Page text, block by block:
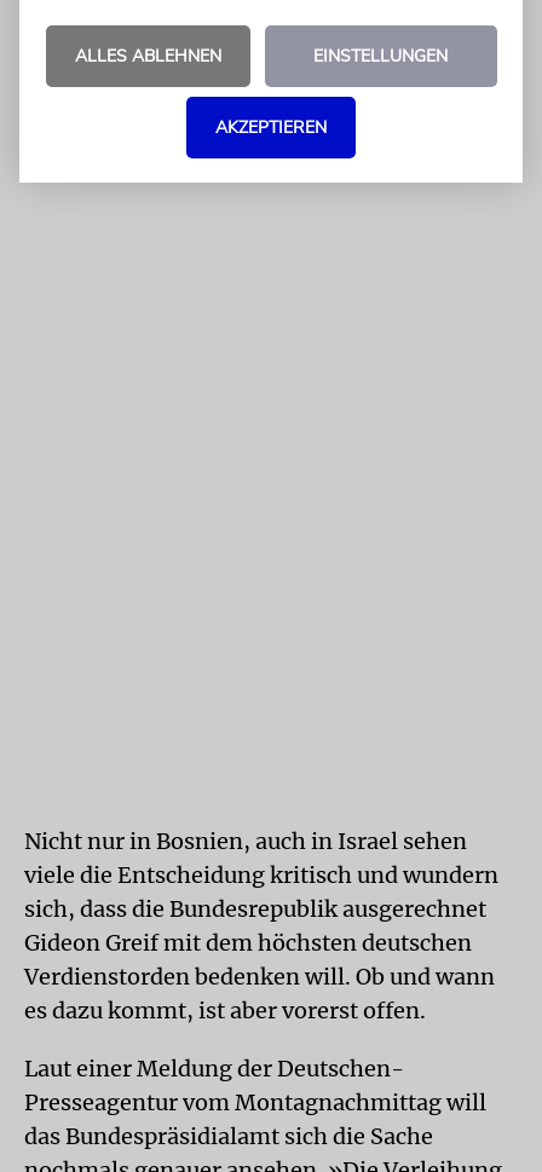
einem Schreiben an Steinmeier.
Nicht nur in Bosnien, auch in Israel sehen
viele die Entscheidung kritisch und wundern
sich, dass die Bundesrepublik ausgerechnet
Gideon Greif mit dem höchsten deutschen
Verdienstorden bedenken will. Ob und wann
es dazu kommt, ist aber vorerst offen.
Laut einer Meldung der Deutschen-
Presseagentur vom Montagnachmittag will
das Bundespräsidialamt sich die Sache
ALLES ABLEHNEN EINSTELLUNGEN
AKZEPTIEREN